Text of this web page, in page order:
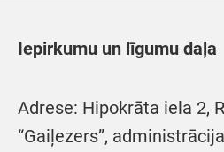
Iepirkumu un līgumu daļa
Adrese: Hipokrāta iela 2,
“Gaiļezers”,